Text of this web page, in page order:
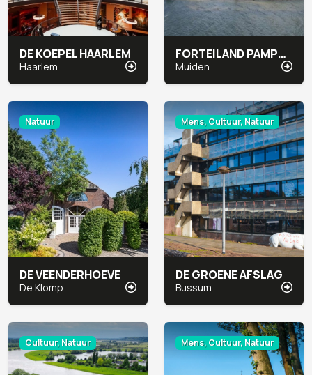
DE KOEPEL HAARLEM
Haarlem
FORTEILAND PAMPUS
Muiden
Natuur
DE VEENDERHOEVE
De Klomp
Mens, Cultuur, Natuur
DE GROENE AFSLAG
Bussum
Cultuur, Natuur Mens, Cultuur, Natuur